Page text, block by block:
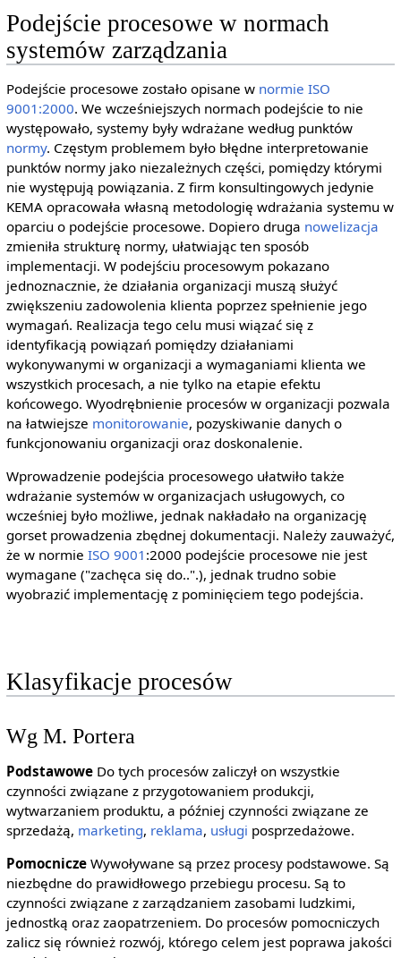
Podejście procesowe w normach
systemów zarządzania
Podejście procesowe zostało opisane w normie ISO
9001:2000. We wcześniejszych normach podejście to nie
występowało, systemy były wdrażane według punktów
normy. Częstym problemem było błędne interpretowanie
punktów normy jako niezależnych części, pomiędzy którymi
nie występują powiązania. Z firm konsultingowych jedynie
KEMA opracowała własną metodologię wdrażania systemu w
oparciu o podejście procesowe. Dopiero druga nowelizacja
zmieniła strukturę normy, ułatwiając ten sposób
implementacji. W podejściu procesowym pokazano
jednoznacznie, że działania organizacji muszą służyć
zwiększeniu zadowolenia klienta poprzez spełnienie jego
wymagań. Realizacja tego celu musi wiązać się z
identyfikacją powiązań pomiędzy działaniami
wykonywanymi w organizacji a wymaganiami klienta we
wszystkich procesach, a nie tylko na etapie efektu
końcowego. Wyodrębnienie procesów w organizacji pozwala
na łatwiejsze monitorowanie, pozyskiwanie danych o
funkcjonowaniu organizacji oraz doskonalenie.
Wprowadzenie podejścia procesowego ułatwiło także
wdrażanie systemów w organizacjach usługowych, co
wcześniej było możliwe, jednak nakładało na organizację
gorset prowadzenia zbędnej dokumentacji. Należy zauważyć,
że w normie ISO 9001 :2000 podejście procesowe nie jest
wymagane ("zachęca się do..".), jednak trudno sobie
wyobrazić implementację z pominięciem tego podejścia.
Klasyfikacje procesów
Wg M. Portera
PodstawoweDo tych procesów zaliczył on wszystkie
czynności związane z przygotowaniem produkcji,
wytwarzaniem produktu, a później czynności związane ze
sprzedażą, marketing, reklama, usługi posprzedażowe.
PomocniczeWywoływane są przez procesy podstawowe. Są
niezbędne do prawidłowego przebiegu procesu. Są to
czynności związane z zarządzaniem zasobami ludzkimi,
jednostką oraz zaopatrzeniem. Do procesów pomocniczych
zalicz się również rozwój, którego celem jest poprawa jakości